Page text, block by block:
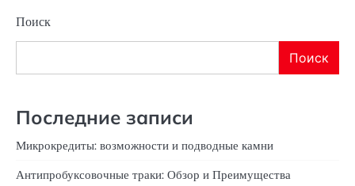
Поиск
Поиск
Последние записи
Микрокредиты: возможности и подводные камни
Антипробуксовочные траки: Обзор и Преимущества